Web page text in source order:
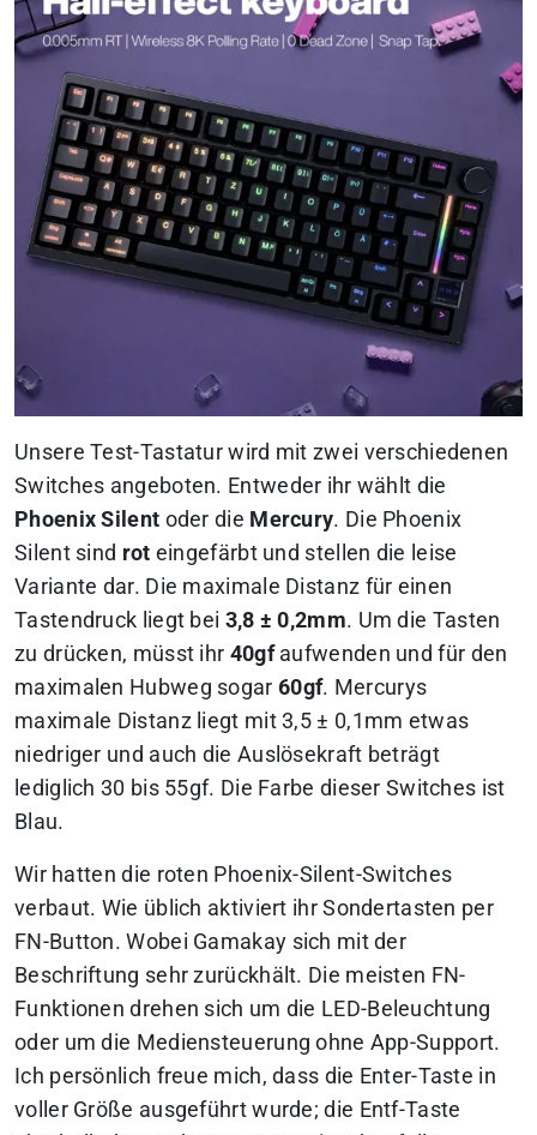
Unsere Test-Tastatur wird mit zwei verschiedenen
Switches angeboten. Entweder ihr wählt die
Phoenix Silent oder die Mercury. Die Phoenix
Silent sind rot eingefärbt und stellen die leise
Variante dar. Die maximale Distanz für einen
Tastendruck liegt bei 3,8 ± 0,2mm. Um die Tasten
zu drücken, müsst ihr 40gfaufwenden und für den
maximalen Hubweg sogar 60gf. Mercurys
maximale Distanz liegt mit 3,5 ± 0,1mm etwas
niedriger und auch die Auslösekraft beträgt
lediglich 30 bis 55gf. Die Farbe dieser Switches ist
Blau.
Wir hatten die roten Phoenix-Silent-Switches
verbaut. Wie üblich aktiviert ihr Sondertasten per
FN-Button. Wobei Gamakay sich mit der
Beschriftung sehr zurückhält. Die meisten FN-
Funktionen drehen sich um die LED-Beleuchtung
oder um die Mediensteuerung ohne App-Support.
Ich persönlich freue mich, dass die Enter-Taste in
voller Größe ausgeführt wurde; die Entf-Taste